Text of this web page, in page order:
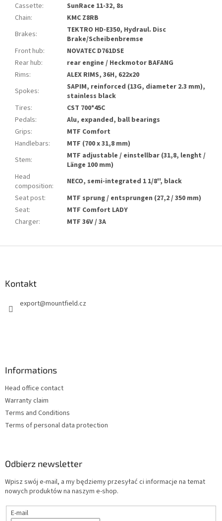
Cassette:
SunRace 11-32, 8s
Chain:
KMC Z8RB
Brakes:
TEKTRO HD-E350, Hydraul. Disc
Brake/Scheibenbremse
Front hub:
NOVATEC D761DSE
Rear hub:
rear engine / Heckmotor BAFANG
Rims:
ALEX RIMS, 36H, 622x20
Spokes:
SAPIM, reinforced (13G, diameter 2.3 mm),
stainless black
Tires:
CST 700*45C
Pedals:
Alu, expanded, ball bearings
Grips:
MTF Comfort
Handlebars:
MTF (700 x 31,8 mm)
Stem:
MTF adjustable / einstellbar (31,8, lenght /
Länge 100 mm)
Head
composition:
NECO, semi-integrated 1 1/8'', black
Seat post:
MTF sprung / entsprungen (27,2 / 350 mm)
Seat:
MTF Comfort LADY
Charger: MTF 36V / 3A
Kontakt
export@mountfield.cz
Informations
Head office contact
Warranty claim
Terms and Conditions
Terms of personal data protection
Odbierz newsletter
Wpisz swój e-mail, a my będziemy przesyłać ci informacje na temat
nowych produktów na naszym e-shop.
E-mail